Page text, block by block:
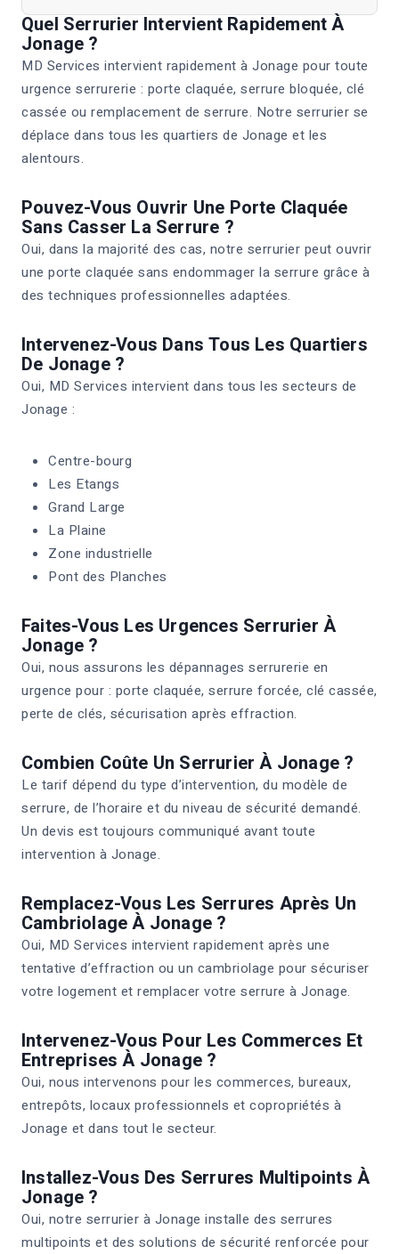
Quel Serrurier Intervient Rapidement À
Jonage ?
MD Services intervient rapidement à Jonage pour toute
urgence serrurerie : porte claquée, serrure bloquée, clé
cassée ou remplacement de serrure. Notre serrurier se
déplace dans tous les quartiers de Jonage et les
alentours.
Pouvez-Vous Ouvrir Une Porte Claquée
Sans Casser La Serrure ?
Oui, dans la majorité des cas, notre serrurier peut ouvrir
une porte claquée sans endommager la serrure grâce à
des techniques professionnelles adaptées.
Intervenez-Vous Dans Tous Les Quartiers
De Jonage ?
Oui, MD Services intervient dans tous les secteurs de
Jonage :
Centre-bourg
Les Etangs
Grand Large
La Plaine
Zone industrielle
Pont des Planches
Faites-Vous Les Urgences Serrurier À
Jonage ?
Oui, nous assurons les dépannages serrurerie en
urgence pour : porte claquée, serrure forcée, clé cassée,
perte de clés, sécurisation après effraction.
Combien Coûte Un Serrurier À Jonage ?
Le tarif dépend du type d’intervention, du modèle de
serrure, de l’horaire et du niveau de sécurité demandé.
Un devis est toujours communiqué avant toute
intervention à Jonage.
Remplacez-Vous Les Serrures Après Un
Cambriolage À Jonage ?
Oui, MD Services intervient rapidement après une
tentative d’effraction ou un cambriolage pour sécuriser
votre logement et remplacer votre serrure à Jonage.
Intervenez-Vous Pour Les Commerces Et
Entreprises À Jonage ?
Oui, nous intervenons pour les commerces, bureaux,
entrepôts, locaux professionnels et copropriétés à
Jonage et dans tout le secteur.
Installez-Vous Des Serrures Multipoints À
Jonage ?
Oui, notre serrurier à Jonage installe des serrures
multipoints et des solutions de sécurité renforcée pour